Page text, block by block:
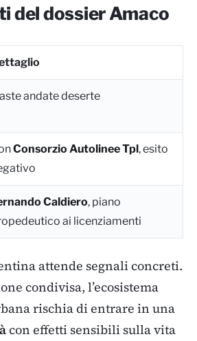
del dossier Amaco
aste andate deserte
Consorzio Autolinee Tpl, esito
Caldiero, piano
ai licenziamenti
attende segnali concreti.
condivisa, l’ecosistema
rischia di entrare in una
con effetti sensibili sulla vita